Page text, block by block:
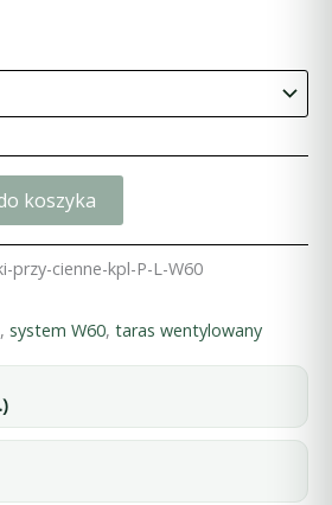
koszyka
przy-cienne-kpl-P-L-W60
, system W60, taras wentylowany